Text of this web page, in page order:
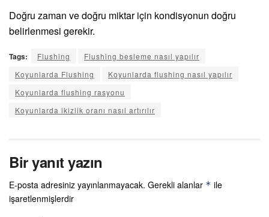
Doğru zaman ve doğru miktar için kondisyonun doğru
belirlenmesi gerekir.
Tags: Flushing
Flushing besleme nasıl yapılır
Koyunlarda Flushing
Koyunlarda flushing nasıl yapılır
Koyunlarda flushing rasyonu
Koyunlarda ikizlik oranı nasıl artırılır
Bir yanıt yazın
E-posta adresiniz yayınlanmayacak. Gerekli alanlar * ile
işaretlenmişlerdir